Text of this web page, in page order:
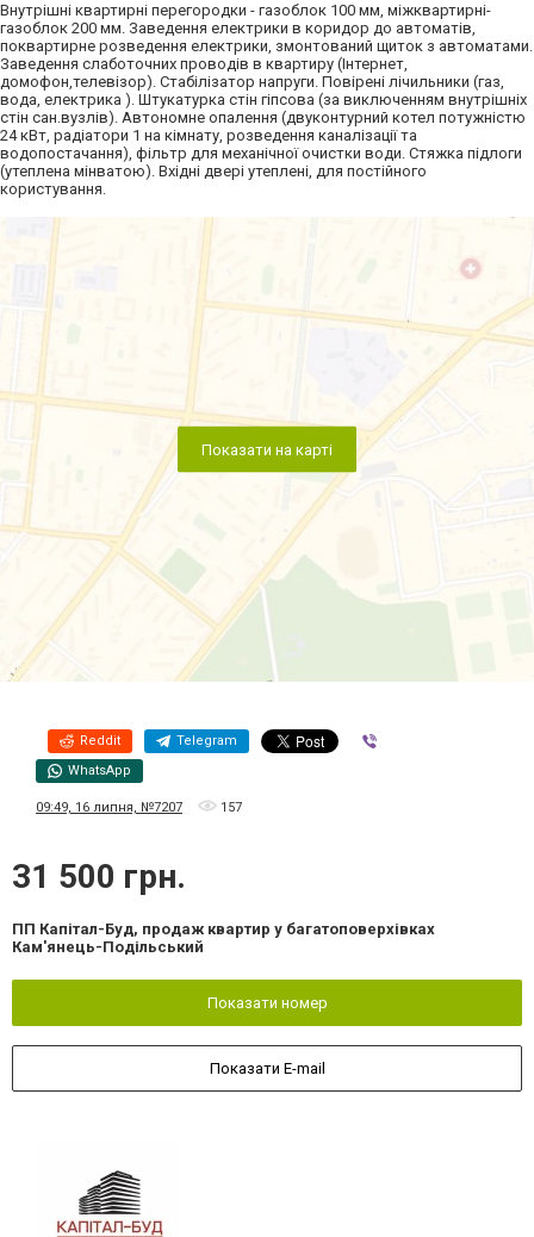
Внутрішні квартирні перегородки - газоблок 100 мм, міжквартирні-
газоблок 200 мм. Заведення електрики в коридор до автоматів,
поквартирне розведення електрики, змонтований щиток з автоматами.
Заведення слаботочних проводів в квартиру (Інтернет,
домофон,телевізор). Стабілізатор напруги. Повірені лічильники (газ,
вода, електрика ). Штукатурка стін гіпсова (за виключенням внутрішніх
стін сан.вузлів). Автономне опалення (двуконтурний котел потужністю
24 кВт, радіатори 1 на кімнату, розведення каналізації та
водопостачання), фільтр для механічної очистки води. Стяжка підлоги
(утеплена мінватою). Вхідні двері утеплені, для постійного
користування.
Показати на карті
Reddit Telegram
WhatsApp
09:49, 16 липня, №7207 157
31 500 грн.
ПП Капітал-Буд, продаж квартир у багатоповерхівках
Кам'янець-Подільський
Показати номер
Показати E-mail